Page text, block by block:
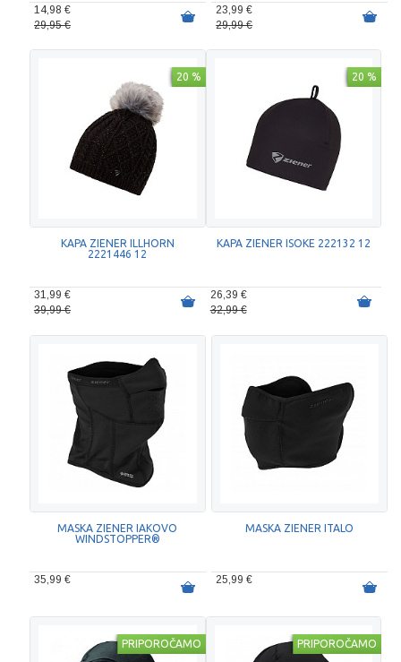
14,98 €
29,95 €
23,99 €
29,99 €
20 %
KAPA ZIENER ILLHORN
2221446 12
31,99 €
39,99 €
20 %
KAPA ZIENER ISOKE 222132 12
26,39 €
32,99 €
MASKA ZIENER IAKOVO
WINDSTOPPER®
35,99 €
MASKA ZIENER ITALO
25,99 €
PRIPOROČAMO PRIPOROČAMO